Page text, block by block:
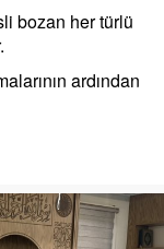
bozan her türlü
ardından